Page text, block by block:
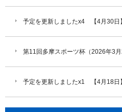
予定を更新しましたx4 【4月30日】
第11回多摩スポーツ杯（2026年3
予定を更新しましたx1 【4月18日】